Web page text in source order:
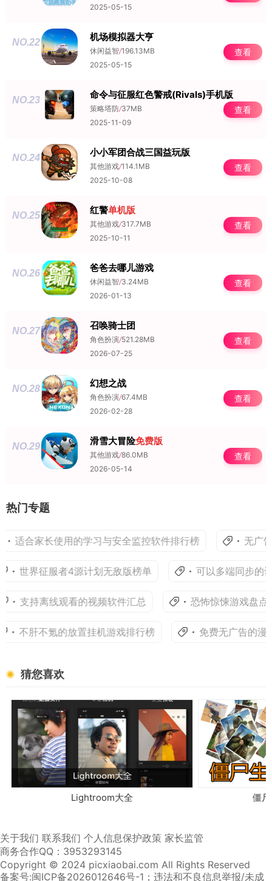
2025-05-15
NO.22 机场模拟器大亨
休闲益智/196.13MB
2025-05-15
查看
NO.23 命令与征服红色警戒(Rivals)手机版
策略塔防/37MB
2025-11-09
查看
NO.24 小小军团合战三国益玩版
其他游戏/114.1MB
2025-10-08
查看
NO.25 红警单机版
其他游戏/317.7MB
2025-10-11
查看
NO.26 爸爸去哪儿游戏
休闲益智/3.24MB
2026-01-13
查看
NO.27 召唤骑士团
角色扮演/521.28MB
2026-07-25
查看
NO.28 幻想之战
角色扮演/67.4MB
2026-02-28
查看
NO.29 滑雪大冒险免费版
其他游戏/86.0MB
2026-05-14
查看
热门专题
适合家长使用的学习与安全监控软件排行榜 无广告的
世界征服者4源计划无敌版榜单 可以多端同步的记
支持离线观看的视频软件汇总 恐怖惊悚游戏盘点大
不肝不氪的放置挂机游戏排行榜 免费无广告的漫画
猜您喜欢
Lightroom大全 僵
关于我们 联系我们 个人信息保护政策 家长监管
商务合作QQ：3953293145
Copyright © 2024 picxiaobai.com All Rights Reserved
备案号:闽ICP备2026012646号-1 ；违法和不良信息举报/未成